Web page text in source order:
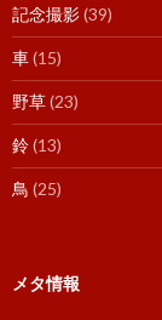
記念撮影(39)
車(15)
野草(23)
鈴(13)
鳥 (25)
メタ情報